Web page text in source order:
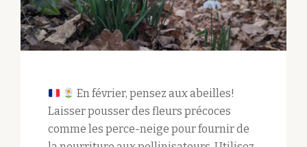
En février, pensez aux abeilles!
Laisser pousser des fleurs précoces
comme les perce-neige pour fournir de